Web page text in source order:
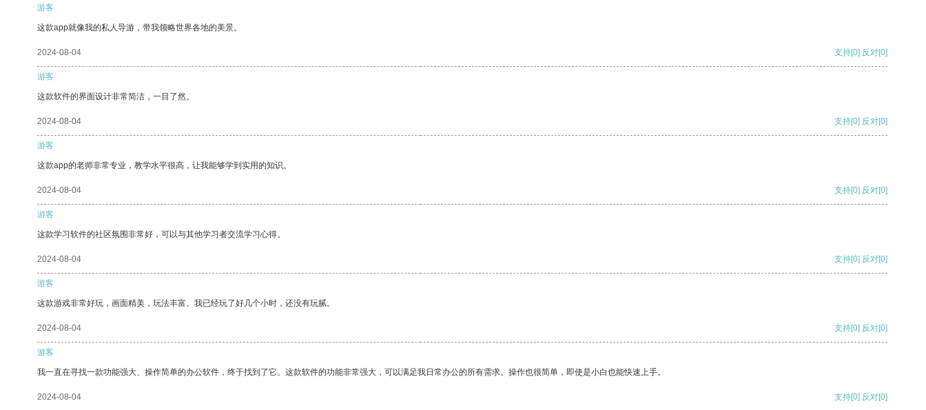
游客
这款app就像我的私人导游，带我领略世界各地的美景。
2024-08-04 支持[0] 反对[0]
游客
这款软件的界面设计非常简洁，一目了然。
2024-08-04 支持[0] 反对[0]
游客
这款app的老师非常专业，教学水平很高，让我能够学到实用的知识。
2024-08-04 支持[0] 反对[0]
游客
这款学习软件的社区氛围非常好，可以与其他学习者交流学习心得。
2024-08-04 支持[0] 反对[0]
游客
这款游戏非常好玩，画面精美，玩法丰富。我已经玩了好几个小时，还没有玩腻。
2024-08-04 支持[0] 反对[0]
游客
我一直在寻找一款功能强大、操作简单的办公软件，终于找到了它。这款软件的功能非常强大，可以满足我日常办公的所有需求。操作也很简单，即使是小白也能快速上手。
2024-08-04 支持[0] 反对[0]